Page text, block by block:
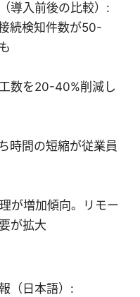
導入前後の比較）:
続検知件数が50-
数を20-40%削減し
時間の短縮が従業員
が増加傾向。リモー
が拡大
（日本語）: